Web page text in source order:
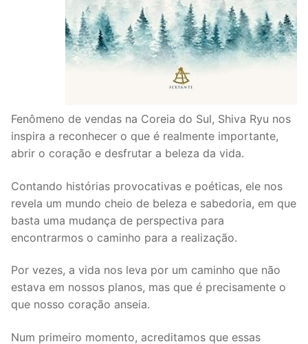
Fenômeno de vendas na Coreia do Sul, Shiva Ryu nos
inspira a reconhecer o que é realmente importante,
abrir o coração e desfrutar a beleza da vida.
Contando histórias provocativas e poéticas, ele nos
revela um mundo cheio de beleza e sabedoria, em que
basta uma mudança de perspectiva para
encontrarmos o caminho para a realização.
Por vezes, a vida nos leva por um caminho que não
estava em nossos planos, mas que é precisamente o
que nosso coração anseia.
Num primeiro momento, acreditamos que essas